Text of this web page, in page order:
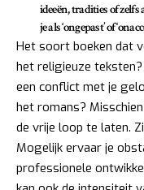
ideeën, tradities of
je als ‘ongepast’ of
Het soort boeken dat
het religieuze
een conflict met je
het romans?
de vrije loop te laten.
Mogelijk ervaar je
professionele